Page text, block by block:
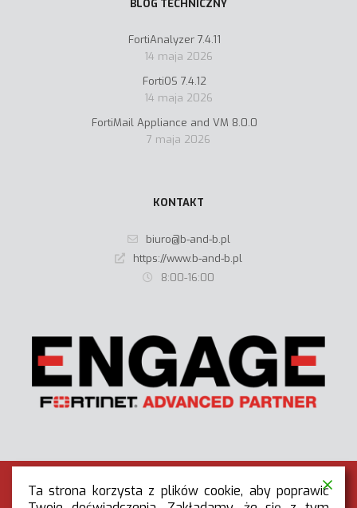
BLOG TECHNICZNY
FortiAnalyzer 7.4.11
14 maja 2026
FortiOS 7.4.12
14 maja 2026
FortiMail Appliance and VM 8.0.0
7 maja 2026
KONTAKT
biuro@b-and-b.pl
https://www.b-and-b.pl
8:00-16:00
Ta strona korzysta z plików cookie, aby poprawić